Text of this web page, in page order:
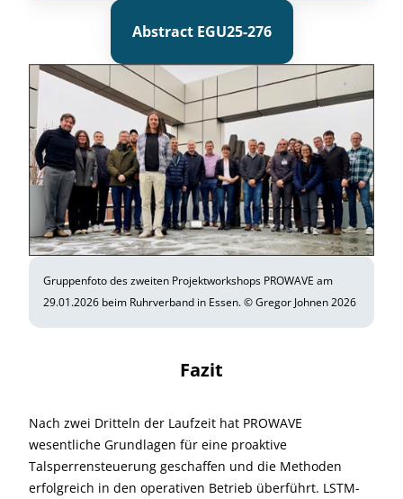
Abstract EGU25-276
Gruppenfoto des zweiten Projektworkshops PROWAVE am
29.01.2026 beim Ruhrverband in Essen. © Gregor Johnen 2026
Fazit
Nach zwei Dritteln der Laufzeit hat PROWAVE
wesentliche Grundlagen für eine proaktive
Talsperrensteuerung geschaffen und die Methoden
erfolgreich in den operativen Betrieb überführt. LSTM-